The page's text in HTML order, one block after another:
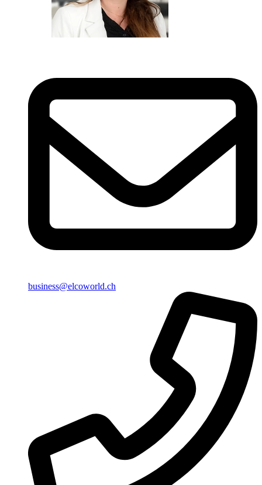
business@elcoworld.ch